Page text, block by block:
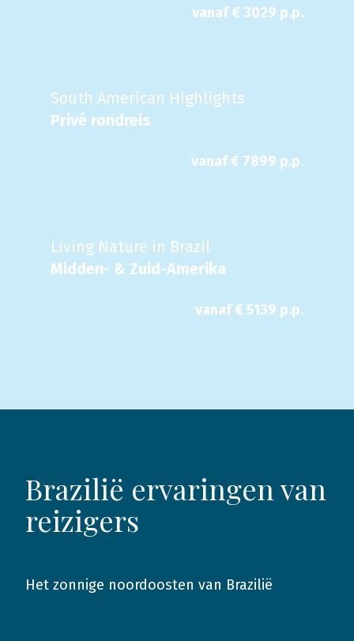
vanaf € 3029 p.p.
South American Highlights
Privé rondreis
vanaf € 7899 p.p.
Living Nature in Brazil
Midden- & Zuid-Amerika
vanaf € 5139 p.p.
Brazilië ervaringen van
reizigers
2024
Het zonnige noordoosten van Brazilië